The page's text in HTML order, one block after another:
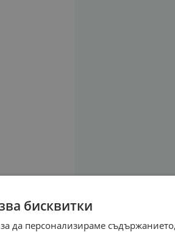
бисквитки
да персонализираме